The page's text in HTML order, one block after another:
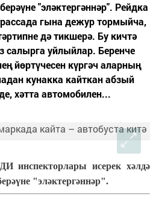
"эләктергәннәр". Рейдка
гына дежур тормыйча,
дә тикшерә. Бу кичтә
уйлыйлар. Беренче
йөртүчесен күргәч аларның
кунакка кайткан абзый
хәтта автомобилен...
исерек хәлдә
"эләктергәннәр".